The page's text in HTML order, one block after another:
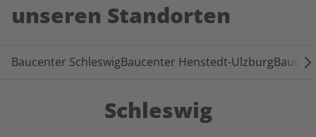
unseren Standorten
Baucenter SchleswigBaucenter Henstedt-Ulzburg
Schleswig